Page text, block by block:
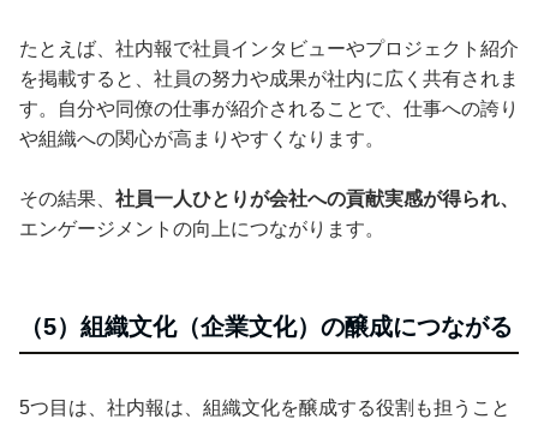
たとえば、社内報で社員インタビューやプロジェクト紹介
を掲載すると、社員の努力や成果が社内に広く共有されま
す。自分や同僚の仕事が紹介されることで、仕事への誇り
や組織への関心が高まりやすくなります。
その結果、 社員一人ひとりが会社への貢献実感が得られ、
エンゲージメントの向上につながります。
（5）組織文化（企業文化）の醸成につながる
5つ目は、社内報は、組織文化を醸成する役割も担うこと